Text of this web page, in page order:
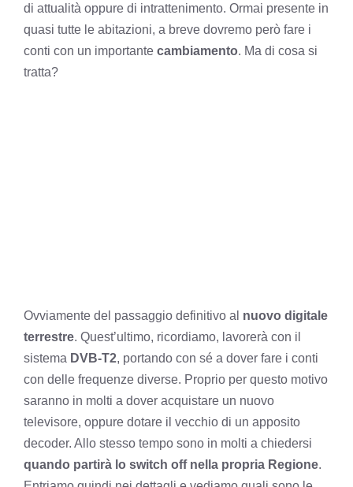
di attualità oppure di intrattenimento. Ormai presente in
quasi tutte le abitazioni, a breve dovremo però fare i
conti con un importante cambiamento. Ma di cosa si
tratta?
Ovviamente del passaggio definitivo al nuovo digitale
terrestre. Quest’ultimo, ricordiamo, lavorerà con il
sistema DVB-T2, portando con sé a dover fare i conti
con delle frequenze diverse. Proprio per questo motivo
saranno in molti a dover acquistare un nuovo
televisore, oppure dotare il vecchio di un apposito
decoder. Allo stesso tempo sono in molti a chiedersi
quando partirà lo switch off nella propria Regione.